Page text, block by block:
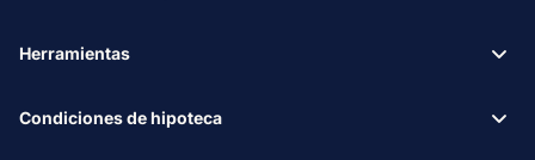
Herramientas
Condiciones de hipoteca